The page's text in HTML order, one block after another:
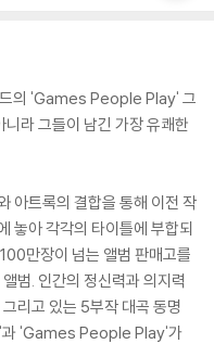
의 'Games People Play' 그
라 그들이 남긴 가장 유쾌한
아트록의 결합을 통해 이전 작
놓아 각각의 타이틀에 부합되
만장이 넘는 앨범 판매고를
범. 인간의 정신력과 의지력
리고 있는 5부작 대곡 동명
과 'Games People Play'가